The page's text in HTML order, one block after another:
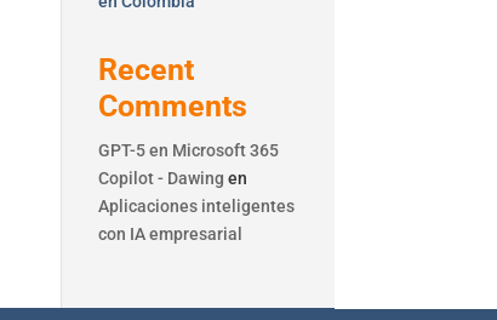
Recent
Comments
GPT-5 en Microsoft 365
Copilot - Dawing en
Aplicaciones inteligentes
con IA empresarial